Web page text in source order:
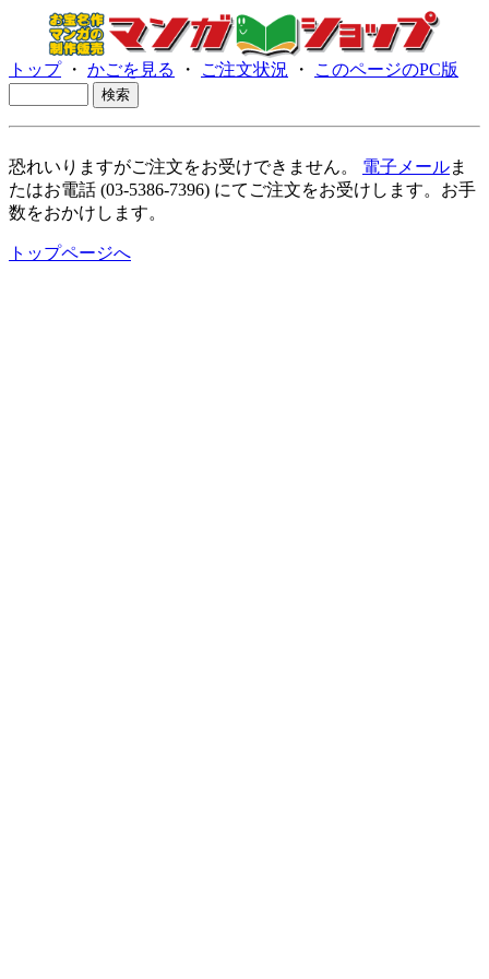
トップ・ かごを見る ・ ご注文状況 ・ このページのPC版
恐れいりますがご注文をお受けできません。 電子メールま
たはお電話 (03-5386-7396) にてご注文をお受けします。お手
数をおかけします。
トップページへ